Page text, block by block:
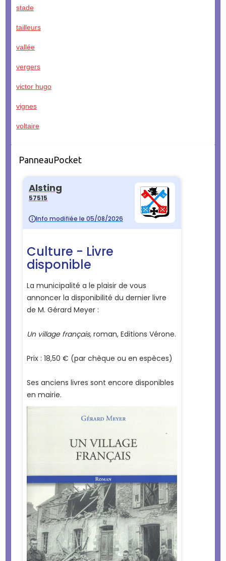
stade
tailleurs
vallée
vergers
victor hugo
vignes
voltaire
PanneauPocket